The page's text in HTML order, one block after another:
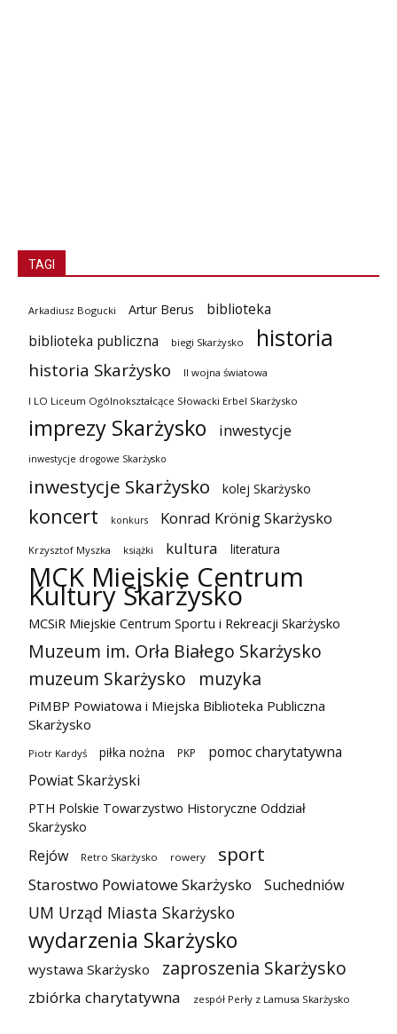
TAGI
Arkadiusz Bogucki Artur Berus
biblioteka
biblioteka publiczna
biegi Skarżysko historia
historia Skarżysko II wojna światowa
I LO Liceum Ogólnokształcące Słowacki Erbel Skarżysko
imprezy Skarżysko inwestycje
inwestycje drogowe Skarżysko
inwestycje Skarżysko kolej Skarżysko
koncert konkurs Konrad Krönig Skarżysko
Krzysztof Myszka książki kultura literatura
MCK Miejskie Centrum
Kultury Skarżysko
MCSiR Miejskie Centrum Sportu i Rekreacji Skarżysko
Muzeum im. Orła Białego Skarżysko
muzeum Skarżysko
muzyka
PiMBP Powiatowa i Miejska Biblioteka Publiczna
Skarżysko
Piotr Kardyś piłka nożna PKP
pomoc charytatywna
Powiat Skarżyski
PTH Polskie Towarzystwo Historyczne Oddział
Skarżysko
Rejów Retro Skarżysko rowery sport
Starostwo Powiatowe Skarżysko Suchedniów
UM Urząd Miasta Skarżysko
wydarzenia Skarżysko
wystawa Skarżysko zaproszenia Skarżysko
zbiórka charytatywna zespół Perły z Lamusa Skarżysko